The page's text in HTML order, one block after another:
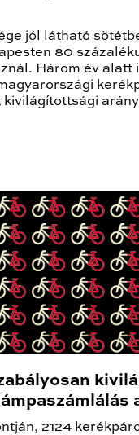
jól látható
80
Három év alatt
kivilágítottsági
2124